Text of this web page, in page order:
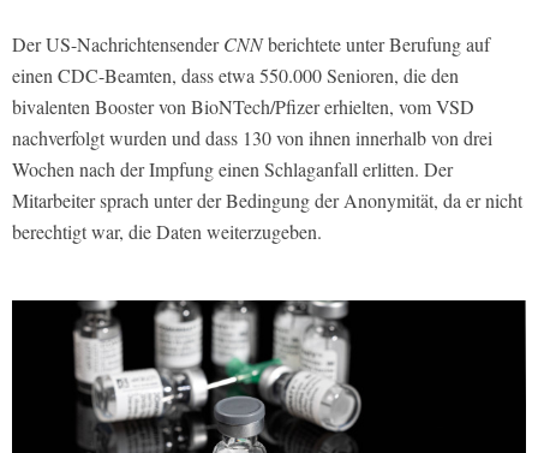
Der US-NachrichtensenderCNNberichtete unter Berufung auf
einen CDC-Beamten, dass etwa 550.000 Senioren, die den
bivalenten Booster von BioNTech/Pfizer erhielten, vom VSD
nachverfolgt wurden und dass 130 von ihnen innerhalb von drei
Wochen nach der Impfung einen Schlaganfall erlitten. Der
Mitarbeiter sprach unter der Bedingung der Anonymität, da er nicht
berechtigt war, die Daten weiterzugeben.